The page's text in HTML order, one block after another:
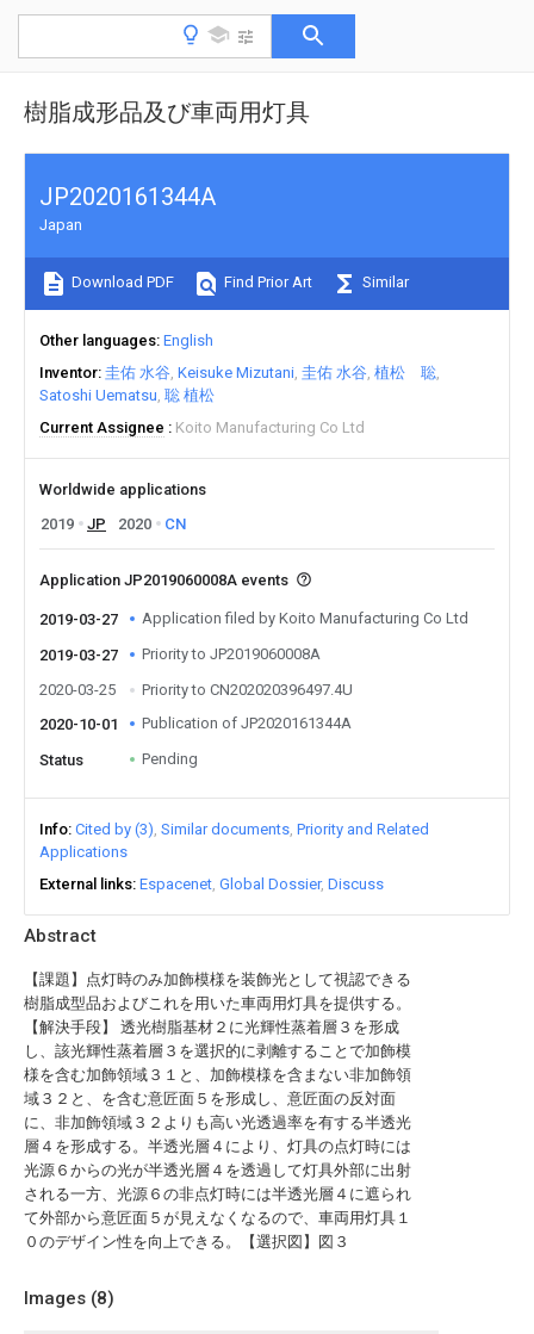
樹脂成形品及び車両用灯具
Abstract
【課題】点灯時のみ加飾模様を装飾光として視認できる
樹脂成型品およびこれを用いた車両用灯具を提供する。
【解決手段】 透光樹脂基材２に光輝性蒸着層３を形成
し、該光輝性蒸着層３を選択的に剥離することで加飾模
様を含む加飾領域３１と、加飾模様を含まない非加飾領
域３２と、を含む意匠面５を形成し、意匠面の反対面
に、非加飾領域３２よりも高い光透過率を有する半透光
層４を形成する。半透光層４により、灯具の点灯時には
光源６からの光が半透光層４を透過して灯具外部に出射
される一方、光源６の非点灯時には半透光層４に遮られ
て外部から意匠面５が見えなくなるので、車両用灯具１
０のデザイン性を向上できる。【選択図】図３
Images (8)
JP2020161344A
Japan
Download PDF Find Prior Art Similar
Other languages English
Inventor 圭佑 水谷 Keisuke Mizutani 圭佑 水谷 植松 聡
Satoshi Uematsu 聡 植松
Current Assignee
Koito Manufacturing Co Ltd
Worldwide applications
2019
JP 2020 CN
Application JP2019060008A events
2019-03-27 Application filed by Koito Manufacturing Co Ltd
2019-03-27
Priority to JP2019060008A
2020-03-25
Priority to CN202020396497.4U
2020-10-01
Publication of JP2020161344A
Status Pending
Info Cited by (3) Similar documents Priority and Related
Applications
External links Espacenet Global Dossier Discuss